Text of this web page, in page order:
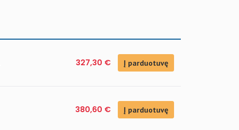
327,30 € Į parduotuvę
380,60 € Į parduotuvę